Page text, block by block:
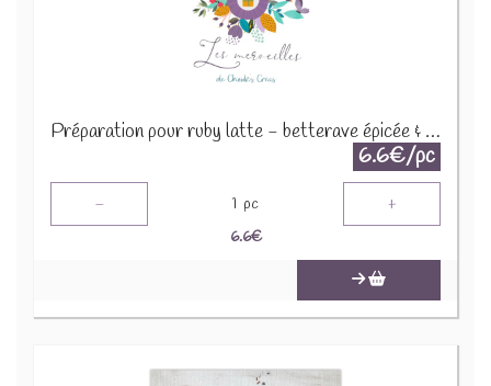
Préparation pour ruby latte - betterave épicée & vanille 30g
6.6€/pc
- 1 pc +
6.6€